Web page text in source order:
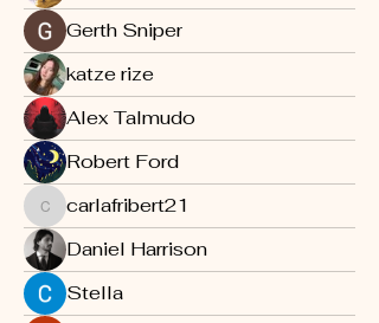
Gerth Sniper
katze rize
Alex Talmudo
Robert Ford
carlafribert21
carlafribert21
Daniel Harrison
Stella